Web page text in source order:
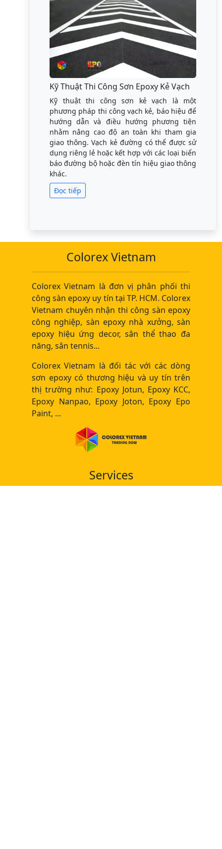
Kỹ Thuật Thi Công Sơn Epoxy Kẻ Vạch
Kỹ thuật thi công sơn kẻ vạch là một
phương pháp thi công vạch kẻ, báo hiệu để
hướng dẫn và điều hướng phương tiện
nhằm nâng cao độ an toàn khi tham gia
giao thông. Vạch kẻ đường có thể được sử
dụng riêng lẻ hoặc kết hợp với các loại biển
báo đường bộ hoặc đèn tín hiệu giao thông
khác.
Đọc tiếp
Colorex Vietnam
Colorex Vietnam là đơn vị phân phối thi
công sàn epoxy uy tín tại TP. HCM. Colorex
Vietnam chuyên nhận thi công sàn epoxy
công nghiệp, sàn epoxy nhà xưởng, sàn
epoxy hiệu ứng decor, sân thể thao đa
năng, sân tennis...
Colorex Vietnam là đối tác với các dòng
sơn epoxy có thương hiệu và uy tín trên
thị trường như: Epoxy Jotun, Epoxy KCC,
Epoxy Nanpao, Epoxy Joton, Epoxy Epo
Paint, ...
Services